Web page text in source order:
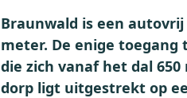
Braunwald is een
meter. De enige
die zich vanaf het dal
dorp ligt uitgestrekt op